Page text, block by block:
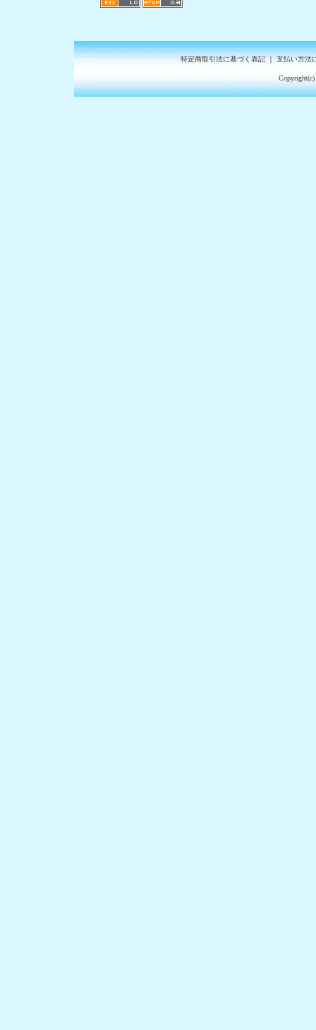
特定商取引法に基づく表記｜支払い方法